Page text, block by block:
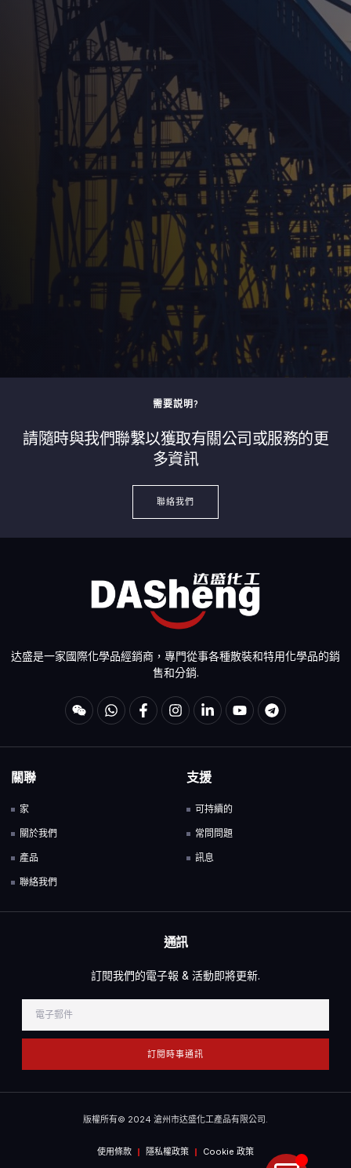
需要説明?
請隨時與我們聯繫以獲取有關公司或服務的更
多資訊
聯絡我們
达盛是一家國際化學品經銷商，專門從事各種散裝和特用化學品的銷
售和分銷.
關聯
家
關於我們
產品
聯絡我們
支援
可持續的
常問問題
訊息
通訊
訂閱我們的電子報 & 活動即將更新.
訂閱時事通訊
版權所有© 2024 滄州市达盛化工產品有限公司.
使用條款 隱私權政策 Cookie 政策